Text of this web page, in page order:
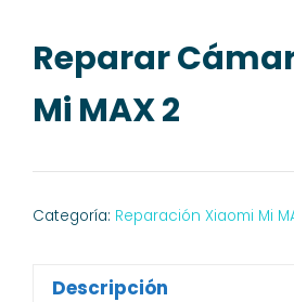
Reparar
Mi MAX 2
Categoría: Reparación Xiaomi Mi
Descripción